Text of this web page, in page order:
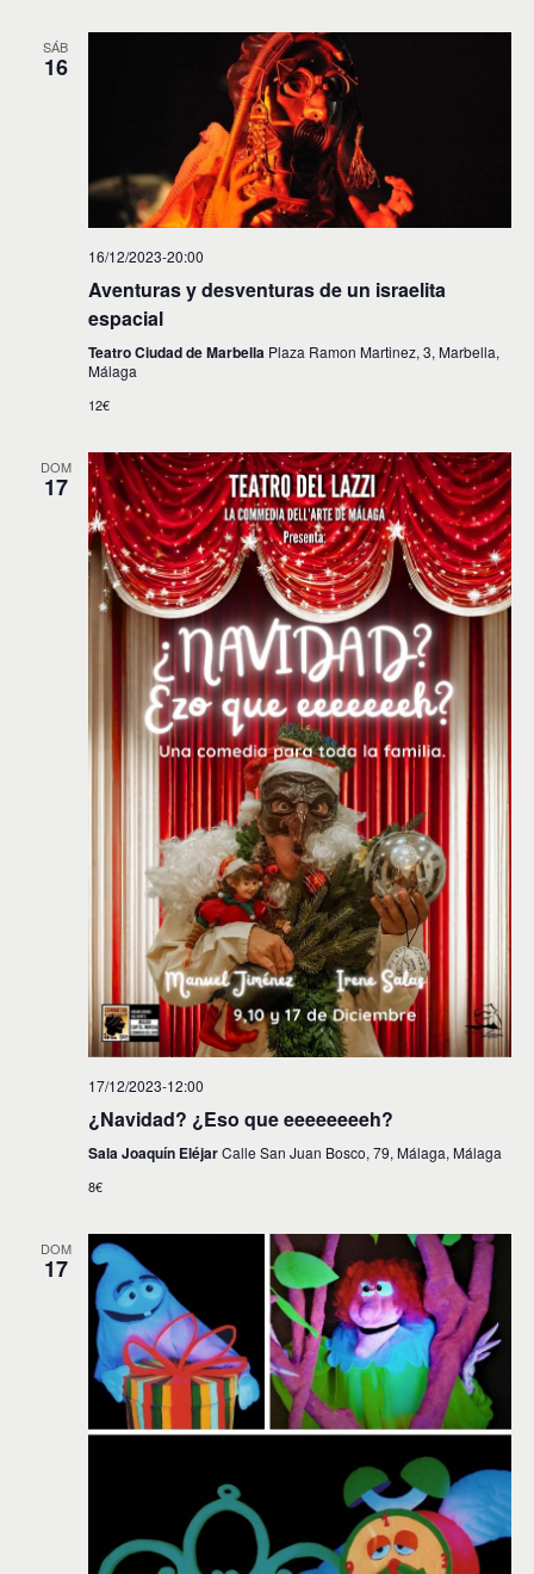
SÁB
16
16/12/2023-20:00
Aventuras y desventuras de un israelita
espacial
Teatro Ciudad de Marbella Plaza Ramon Martinez, 3, Marbella,
Málaga
12€
DOM
17
17/12/2023-12:00
¿Navidad? ¿Eso que eeeeeeeeh?
Sala Joaquín EléjarCalle San Juan Bosco, 79, Málaga, Málaga
8€
DOM
17